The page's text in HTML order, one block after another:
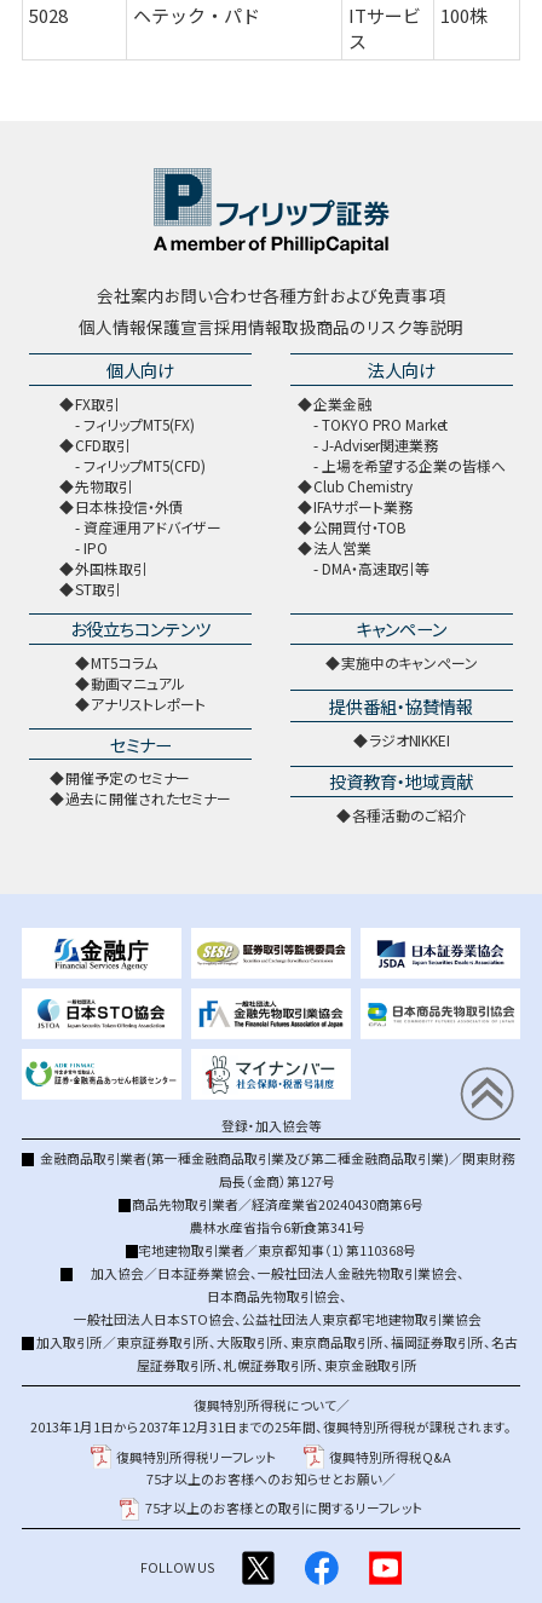
5028 ヘテック・パド
ITサービ
ス
100株
会社案内お問い合わせ各種方針および免責事項
個人情報保護宣言採用情報取扱商品のリスク等説明
個人向け
FX取引
フィリップMT5(FX)
CFD取引
フィリップMT5(CFD)
先物取引
日本株投信・外債
資産運用アドバイザー
IPO
外国株取引
ST取引
法人向け
企業金融
TOKYO PRO Market
J-Adviser関連業務
上場を希望する企業の皆様へ
Club Chemistry
IFAサポート業務
公開買付・TOB
法人営業
DMA・高速取引等
お役立ちコンテンツ
MT5コラム
動画マニュアル
アナリストレポート
セミナー
開催予定のセミナー
過去に開催されたセミナー
キャンペーン
実施中のキャンペーン
提供番組・協賛情報
ラジオNIKKEI
投資教育・地域貢献
各種活動のご紹介
登録・加入協会等
金融商品取引業者(第一種金融商品取引業及び第二種金融商品取引業)／関東財務
局長（金商）第127号
商品先物取引業者／経済産業省20240430商第6号
農林水産省指令6新食第341号
宅地建物取引業者／東京都知事（1）第110368号
加入協会／日本証券業協会、一般社団法人金融先物取引業協会、
日本商品先物取引協会、
一般社団法人日本STO協会、公益社団法人東京都宅地建物取引業協会
加入取引所／東京証券取引所、大阪取引所、 東京商品取引所、福岡証券取引所、名古
屋証券取引所、札幌証券取引所、 東京金融取引所
復興特別所得税について／
2013年1月1日から2037年12月31日までの25年間、復興特別所得税が課税されます。
復興特別所得税リーフレット
復興特別所得税Q&A
75才以上のお客様へのお知らせとお願い／
75才以上のお客様との取引に関するリーフレット
FOLLOW US